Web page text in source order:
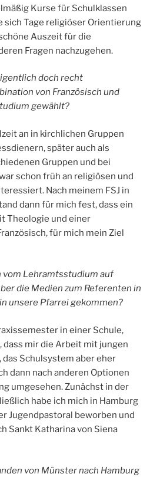
Kurse für Schulklassen
sich Tage religiöser Orientierung
Auszeit für die
Fragen nachzugehen.
doch recht
von Französisch und
gewählt?
an in kirchlichen Gruppen
später auch als
Gruppen und bei
schon früh an religiösen und
Nach meinem FSJ in
dann für mich fest, dass ein
Theologie und einer
für mich mein Ziel
vom Lehramtsstudium auf
die Medien zum Referenten in
unsere Pfarrei gekommen?
in einer Schule,
mir die Arbeit mit jungen
Schulsystem aber eher
dann nach anderen Optionen
umgesehen. Zunächst in der
habe ich mich in Hamburg
Jugendpastoral beworben und
Sankt Katharina von Siena
von Münster nach Hamburg